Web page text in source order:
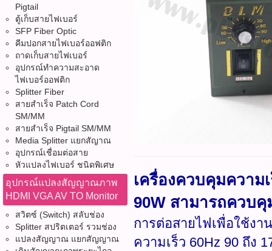
Pigtail
ตู้เก็บสายไฟเบอร์
SFP Fiber Optic
คีมปอกสายไฟเบอร์ออฟติก
ถาดเก็บสายไฟเบอร์
อุปกรณ์ทำความสะอาด
ไฟเบอร์ออฟติก
Splitter Fiber
สายสำเร็จ Patch Cord
SM/MM
สายสำเร็จ Pigtail SM/MM
Media Splitter แยกสัญาณ
อุปกรณ์เชื่อมต่อสาย
หัวแปลงไฟเบอร์ ชนิดพิเศษ
อุปกรณ์แปลงสัญญาณภาพ
HDMI VGA AV TO Monitor
สวิตซ์ (Switch) สลับช่อง
Splitter สปริตเตอร์ รวมช่อง
แปลงสัญญาณ แยกสัญญาณ
เครื่องควบคุมความ
90W สามารถควบ
การต่อสายไฟเพื่อใช้ง
ความเร็ว 60Hz 90 ถึง